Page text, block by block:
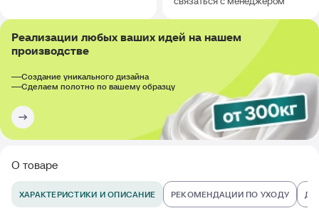
Реализации любых ваших идей на нашем
производстве
Создание уникального дизайна
Сделаем полотно по вашему образцу
О товаре
ХАРАКТЕРИСТИКИ И ОПИСАНИЕ РЕКОМЕНДАЦИИ ПО УХОДУ